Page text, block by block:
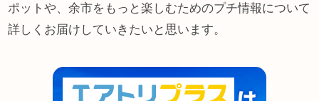
ポットや、余市をもっと楽しむためのプチ情報について
詳しくお届けしていきたいと思います。